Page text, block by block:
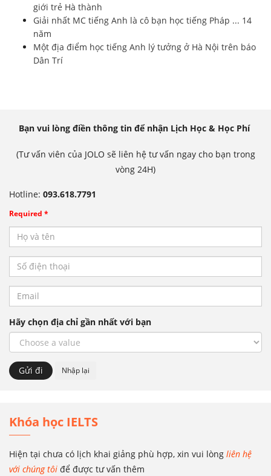
giới trẻ Hà thành
Giải nhất MC tiếng Anh là cô bạn học tiếng Pháp ... 14
năm
Một địa điểm học tiếng Anh lý tưởng ở Hà Nội trên báo
Dân Trí
Bạn vui lòng điền thông tin để nhận Lịch Học & Học Phí
(Tư vấn viên của JOLO sẽ liên hệ tư vấn ngay cho bạn trong
vòng 24H)
Hotline: 093.618.7791
Required *
Hãy chọn địa chỉ gần nhất với bạn
Khóa học IELTS
Hiện tại chưa có lịch khai giảng phù hợp, xin vui lòng liên hệ
với chúng tôi để được tư vấn thêm